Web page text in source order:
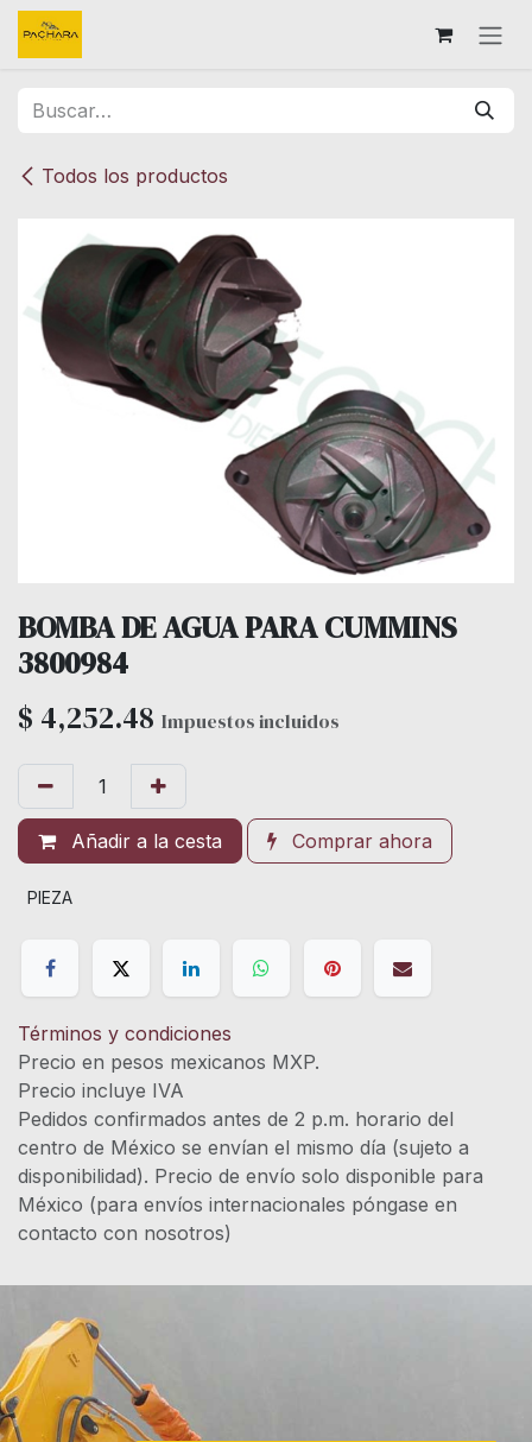
Ir al contenido
Todos los productos
BOMBA DE AGUA PARA CUMMINS
3800984
$ 4,252.48 Impuestos incluidos
Añadir a la cesta Comprar ahora
PIEZA
Términos y condiciones
Precio en pesos mexicanos MXP.
Precio incluye IVA
Pedidos confirmados antes de 2 p.m. horario del
centro de México se envían el mismo día (sujeto a
disponibilidad). Precio de envío solo disponible para
México (para envíos internacionales póngase en
contacto con nosotros)